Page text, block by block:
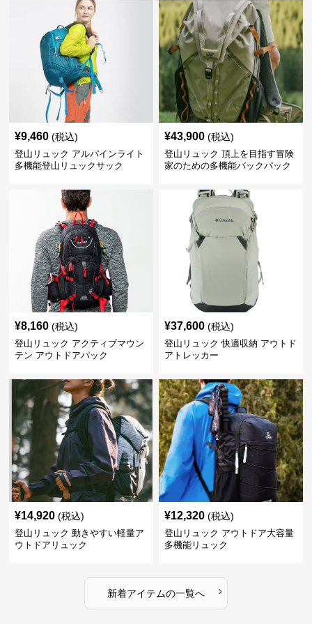
¥9,460 (税込)
登山リュック アルパインライト
多機能登山リュックサック
¥43,900 (税込)
登山リュック 頂上を目指す冒険
家のための多機能バックパック
¥8,160 (税込)
登山リュック アクティブマウン
テン アウトドアパック
¥37,600 (税込)
登山リュック 快適収納 アウトド
アトレッカー
¥14,920 (税込)
登山リュック 動きやすい軽量ア
ウトドアリュック
¥12,320 (税込)
登山リュック アウトドア大容量
多機能リュック
新着アイテムの一覧へ ›